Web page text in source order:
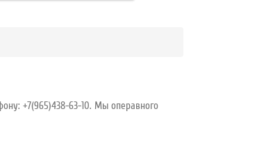
+7(965)438-63-10. Мы операвного